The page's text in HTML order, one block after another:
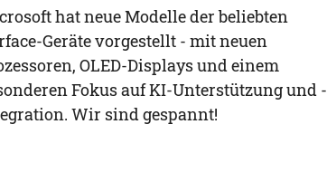
hat neue Modelle der beliebten
Geräte vorgestellt - mit neuen
OLED-Displays und einem
Fokus auf KI-Unterstützung und -
Wir sind gespannt!